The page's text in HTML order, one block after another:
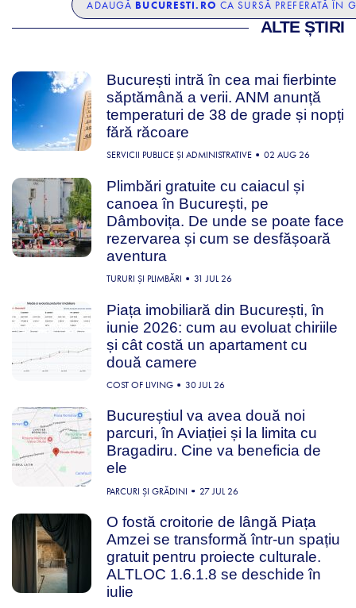
ADAUGĂ BUCURESTI.RO CA SURSĂ PREFERATĂ ÎN
ALTE ȘTIRI
București intră în cea mai fierbinte
săptămână a verii. ANM anunță
temperaturi de 38 de grade și nopți
fără răcoare
SERVICII PUBLICE ȘI ADMINISTRATIVE 02 AUG 26
Plimbări gratuite cu caiacul și
canoea în București, pe
Dâmbovița. De unde se poate face
rezervarea și cum se desfășoară
aventura
TURURI ȘI PLIMBĂRI 31 JUL 26
Piața imobiliară din București, în
iunie 2026: cum au evoluat chiriile
și cât costă un apartament cu
două camere
COST OF LIVING 30 JUL 26
Bucureștiul va avea două noi
parcuri, în Aviației și la limita cu
Bragadiru. Cine va beneficia de
ele
PARCURI ȘI GRĂDINI 27 JUL 26
O fostă croitorie de lângă Piața
Amzei se transformă într-un spațiu
gratuit pentru proiecte culturale.
ALTLOC 1.6.1.8 se deschide în
iulie